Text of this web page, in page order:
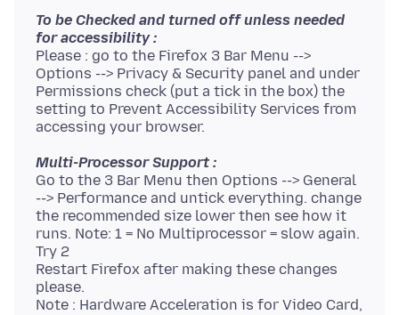
To be Checked and turned off unless needed
for accessibility :
Please : go to the Firefox 3 Bar Menu -->
Options --> Privacy & Security panel and under
Permissions check (put a tick in the box) the
setting to Prevent Accessibility Services from
Multi-Processor Support :
Go to the 3 Bar Menu then Options --> General
--> Performance and untick everything. change
the recommended size lower then see how it
runs. Note: 1 = No Multiprocessor = slow again.
Try 2
Restart Firefox after making these changes
please.
Note : Hardware Acceleration is for Video Card,